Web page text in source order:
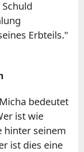
Erbteils."
bedeutet
ist wie
hinter seinem
ist dies eine